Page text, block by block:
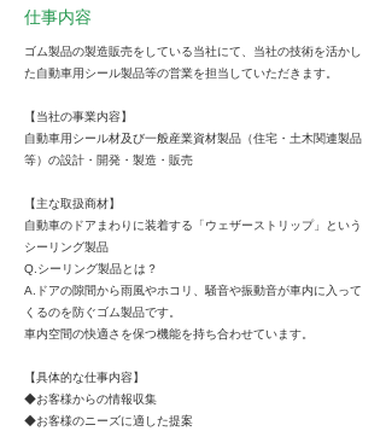
仕事内容
ゴム製品の製造販売をしている当社にて、当社の技術を活かし
た自動車用シール製品等の営業を担当していただきます。
【当社の事業内容】
自動車用シール材及び一般産業資材製品（住宅・土木関連製品
等）の設計・開発・製造・販売
【主な取扱商材】
自動車のドアまわりに装着する「ウェザーストリップ」という
シーリング製品
Q.シーリング製品とは？
A.ドアの隙間から雨風やホコリ、騒音や振動音が車内に入って
くるのを防ぐゴム製品です。
車内空間の快適さを保つ機能を持ち合わせています。
【具体的な仕事内容】
◆お客様からの情報収集
◆お客様のニーズに適した提案